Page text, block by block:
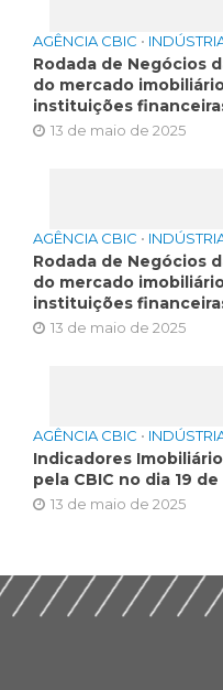
AGÊNCIA CBIC •
Rodada de Negócios
do mercado
instituições
13 de maio de 2025
AGÊNCIA CBIC •
Rodada de Negócios
do mercado
instituições
13 de maio de 2025
AGÊNCIA CBIC •
Indicadores
pela CBIC no dia 19
13 de maio de 2025